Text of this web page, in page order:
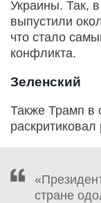
Украины. Так,
выпустили
что стало
конфликта.
Зеленский
Также Трамп в
стране